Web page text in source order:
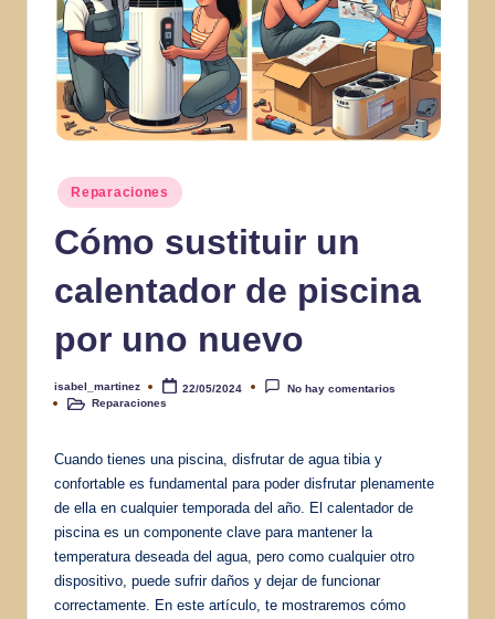
Publicado
en
Reparaciones
Cómo sustituir un
calentador de piscina
por uno nuevo
Publicado
por
isabel_martinez 22/05/2024
No hay comentarios
PublicadoReparaciones
Cuando tienes una piscina, disfrutar de agua tibia y
confortable es fundamental para poder disfrutar plenamente
de ella en cualquier temporada del año. El calentador de
piscina es un componente clave para mantener la
temperatura deseada del agua, pero como cualquier otro
dispositivo, puede sufrir daños y dejar de funcionar
correctamente. En este artículo, te mostraremos cómo